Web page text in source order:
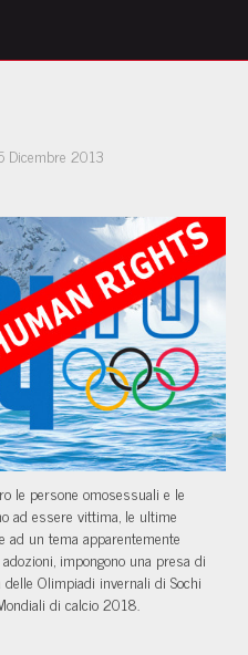
Dicembre 2013
le persone omosessuali e le
ad essere vittima, le ultime
ad un tema apparentemente
impongono una presa di
Olimpiadi invernali di Sochi
di calcio 2018.